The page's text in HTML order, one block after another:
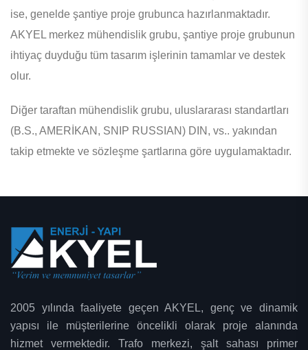
ise, genelde şantiye proje grubunca hazırlanmaktadır.
AKYEL merkez mühendislik grubu, şantiye proje grubunun
ihtiyaç duyduğu tüm tasarım işlerinin tamamlar ve destek
olur.
Diğer taraftan mühendislik grubu, uluslararası standartları
(B.S., AMERİKAN, SNIP RUSSIAN) DIN, vs.. yakından
takip etmekte ve sözleşme şartlarına göre uygulamaktadır.
2005 yılında faaliyete geçen AKYEL, genç ve dinamik
yapısı ile müşterilerine öncelikli olarak proje alanında
hizmet vermektedir. Trafo merkezi, şalt sahası primer